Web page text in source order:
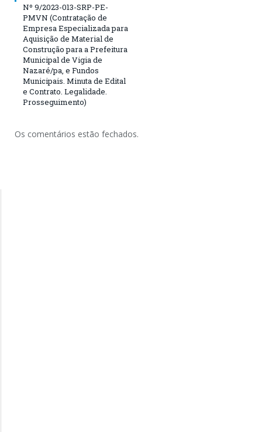
Nº 9/2023-013-SRP-PE-
PMVN (Contratação de
Empresa Especializada para
Aquisição de Material de
Construção para a Prefeitura
Municipal de Vigia de
Nazaré/pa, e Fundos
Municipais. Minuta de Edital
e Contrato. Legalidade.
Prosseguimento)
Os comentários estão fechados.